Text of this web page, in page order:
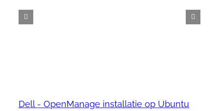
Dell - OpenManage installatie op Ubuntu